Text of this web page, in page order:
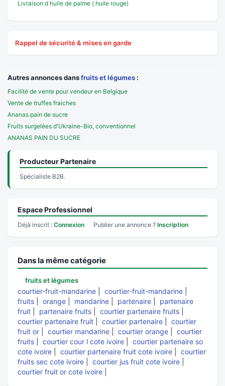
Livraison d huile de palme ( huile rouge)
Rappel de sécurité & mises en garde
Autres annonces dansfruits et légumes :
Facilité de vente pour vendeur en Belgique
Vente de truffes fraiches
Ananas pain de sucre
Fruits surgelées d'Ukraine-Bio, conventionnel
ANANAS PAIN DU SUCRE
Producteur Partenaire
Spécialiste B2B.
Espace Professionnel
Déjà inscrit : Connexion Publier une annonce ? Inscription
Dans la même catégorie
fruits et légumes
courtier-fruit-mandarine courtier-fruit-mandarine
fruits
orange mandarine partenaire
partenaire
fruit
partenaire fruits courtier partenaire fruits
courtier partenaire fruit
courtier partenaire
courtier
fruit or
courtier mandarine courtier orange
courtier
fruits
courtier cour l cote ivoire
courtier partenaire so
cote ivoire
courtier partenaire fruit cote ivoire
courtier
fruits sec cote ivoire
courtier jus fruit cote ivoire
courtier fruit or cote ivoire